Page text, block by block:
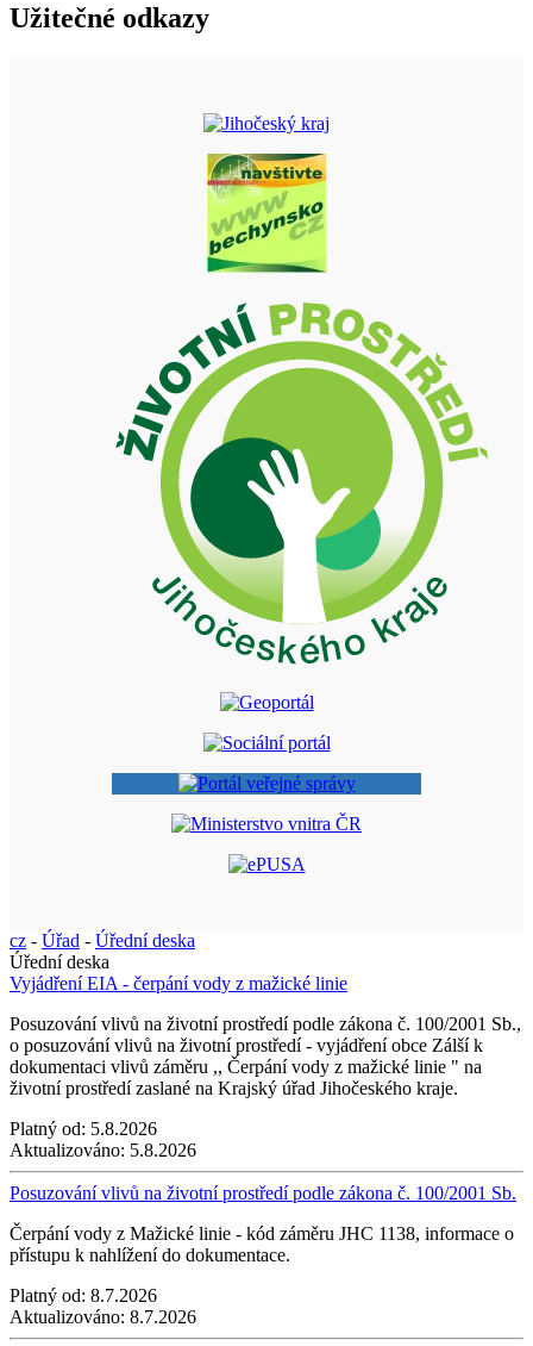
Užitečné odkazy
cz - Úřad - Úřední deska
Úřední deska
Vyjádření EIA - čerpání vody z mažické linie
Posuzování vlivů na životní prostředí podle zákona č. 100/2001 Sb.,
o posuzování vlivů na životní prostředí - vyjádření obce Zálší k
dokumentaci vlivů záměru ,, Čerpání vody z mažické linie " na
životní prostředí zaslané na Krajský úřad Jihočeského kraje.
Platný od: 5.8.2026
Aktualizováno: 5.8.2026
Posuzování vlivů na životní prostředí podle zákona č. 100/2001 Sb.
Čerpání vody z Mažické linie - kód záměru JHC 1138, informace o
přístupu k nahlížení do dokumentace.
Platný od: 8.7.2026
Aktualizováno: 8.7.2026